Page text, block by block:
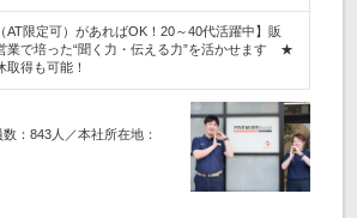
AT限定可）があればOK！20～40代活躍中】販
業で培った“聞く力・伝える力”を活かせます ★
取得も可能！
：843人／本社所在地：